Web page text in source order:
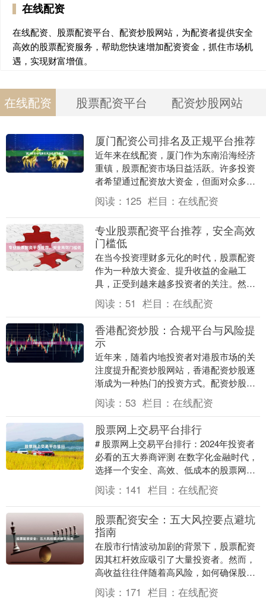
在线配资
在线配资、股票配资平台、配资炒股网站，为配资者提供安全
高效的股票配资服务，帮助您快速增加配资资金，抓住市场机
遇，实现财富增值。
在线配资 股票配资平台 配资炒股网站
厦门配资公司排名及正规平台推荐
近年来在线配资，厦门作为东南沿海经济
重镇，股票配资市场日益活跃。许多投资
者希望通过配资放大资金，但面对众多平
台，如何选择正规、安全的配资公司成为
关键。本文基于行....
阅读： 125 栏目： 在线配资
专业股票配资平台推荐，安全高效
门槛低
在当今投资理财多元化的时代，股票配资
作为一种放大资金、提升收益的金融工
具，正受到越来越多投资者的关注。然而
配资炒股网站，面对市场上鱼龙混杂的配
资平台，如何选择一....
阅读： 51 栏目： 在线配资
香港配资炒股：合规平台与风险提
示
近年来，随着内地投资者对港股市场的关
注度提升配资炒股网站，香港配资炒股逐
渐成为一种热门的投资方式。配资炒股，
即投资者通过向配资公司借入资金，放大
自己的交易本金，....
阅读： 53 栏目： 在线配资
股票网上交易平台排行
# 股票网上交易平台排行：2024年投资者
必看的五大券商评测 在数字化金融时代，
选择一个安全、高效、低成本的股票网上
交易平台，是每一位投资者开启财富增值
之路的第....
阅读： 141 栏目： 在线配资
股票配资安全：五大风控要点避坑
指南
在股市行情波动加剧的背景下，股票配资
因其杠杆效应吸引了大量投资者。然而，
高收益往往伴随着高风险，如何确保股票
配资安全成为每位投资者必须面对的核心
问题。本文将从五....
阅读： 171 栏目： 在线配资